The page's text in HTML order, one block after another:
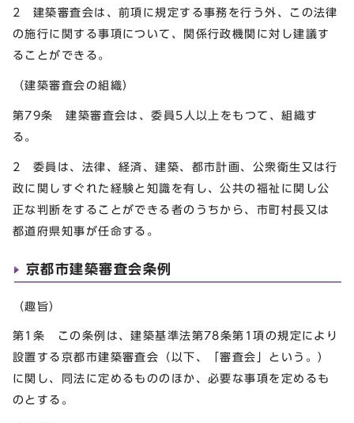
2 建築審査会は、前項に規定する事務を行う外、この法律
の施行に関する事項について、関係行政機関に対し建議す
ることができる。
（建築審査会の組織）
第79条 建築審査会は、委員5人以上をもつて、組織す
る。
2 委員は、法律、経済、建築、都市計画、公衆衛生又は行
政に関しすぐれた経験と知識を有し、公共の福祉に関し公
正な判断をすることができる者のうちから、市町村長又は
都道府県知事が任命する。
京都市建築審査会条例
（趣旨）
第1条 この条例は、建築基準法第78条第1項の規定により
設置する京都市建築審査会（以下、「審査会」という。）
に関し、同法に定めるもののほか、必要な事項を定めるも
のとする。